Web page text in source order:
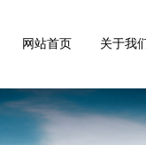
网站首页 关于我